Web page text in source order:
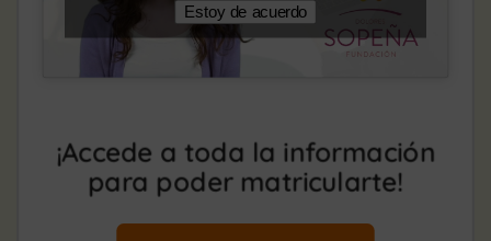
Estoy de acuerdo
¡Accede a toda la información
para poder matricularte!